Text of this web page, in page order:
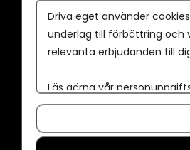
Om cookies
Driva eget använder
underlag till förbättring och
relevanta erbjudanden till
Läs gärna vår
Om du vill ändra ditt val i